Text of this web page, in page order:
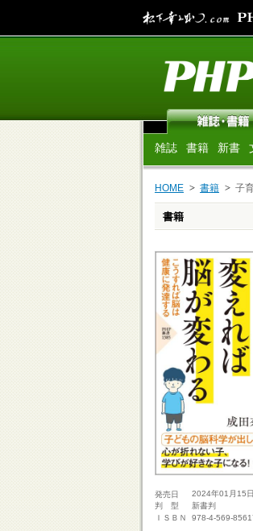
雑誌 書籍 新書
HOME 書籍 子
書籍
発売日
2024年01月15日
判 型
新書判
ＩＳＢＮ
978-4-569-